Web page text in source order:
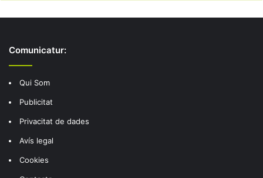
Comunicatur:
Qui Som
Publicitat
Privacitat de dades
Avís legal
Cookies